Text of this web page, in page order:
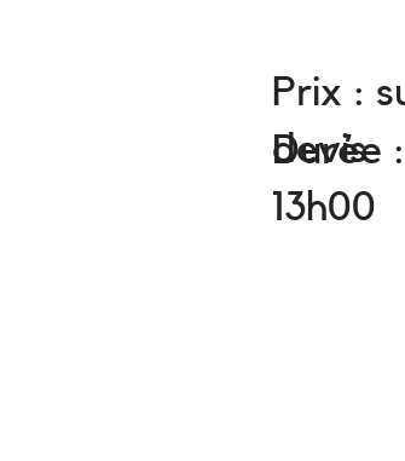
Prix :
devis
Durée :
13h00